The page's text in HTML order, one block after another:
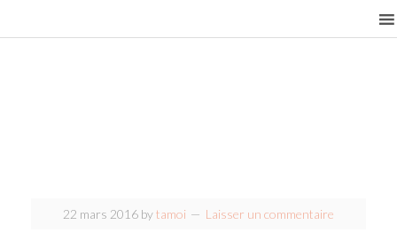
22 mars 2016 bytamoi Laisser un commentaire